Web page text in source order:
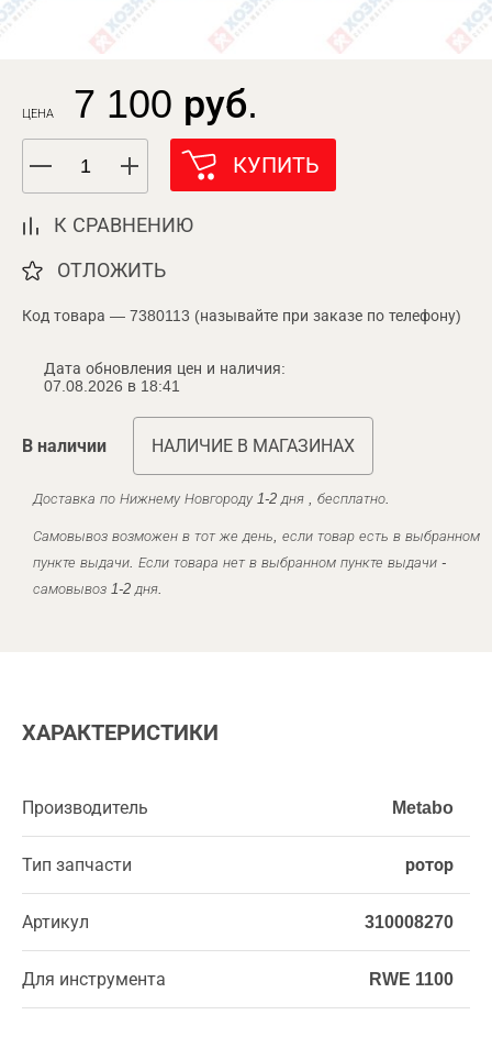
ЦЕНА 7 100 руб.
КУПИТЬ
К СРАВНЕНИЮ
ОТЛОЖИТЬ
Код товара — 7380113 (называйте при заказе по телефону)
Дата обновления цен и наличия:
07.08.2026 в 18:41
В наличии НАЛИЧИЕ В МАГАЗИНАХ
Доставка по Нижнему Новгороду 1-2 дня , бесплатно.
Самовывоз возможен в тот же день, если товар есть в выбранном
пункте выдачи. Если товара нет в выбранном пункте выдачи -
самовывоз 1-2 дня.
ХАРАКТЕРИСТИКИ
Производитель Metabo
Тип запчасти ротор
Артикул 310008270
Для инструмента RWE 1100